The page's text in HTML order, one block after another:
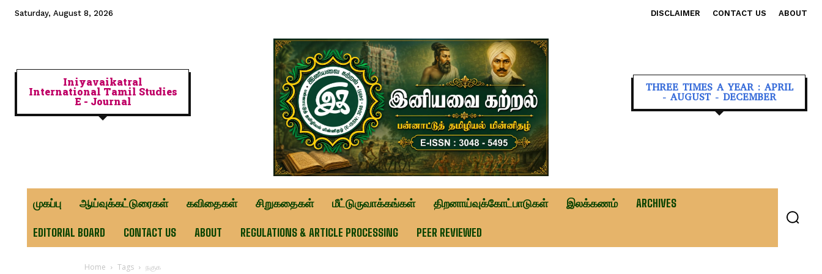
Saturday, August 8, 2026 DISCLAIMER CONTACT US ABOUT
Iniyavaikatral
International Tamil Studies
E - Journal
THREE TIMES A YEAR : APRIL
- AUGUST - DECEMBER
முகப்பு ஆய்வுக்கட்டுரைகள் கவிதைகள் சிறுகதைகள் மீட்டுருவாக்கங்கள் திறனாய்வுக்கோட்பாடுகள் இலக்கணம் ARCHIVES
EDITORIAL BOARD CONTACT US ABOUT REGULATIONS & ARTICLE PROCESSING PEER REVIEWED
Home Tags நகுக